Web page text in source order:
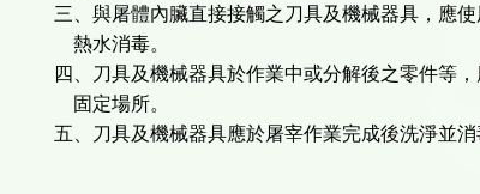
三、與屠體內臟直接接觸之刀具及機械器具，應
熱水消毒。
四、刀具及機械器具於作業中或分解後之零件等
固定場所。
五、刀具及機械器具應於屠宰作業完成後洗淨並消